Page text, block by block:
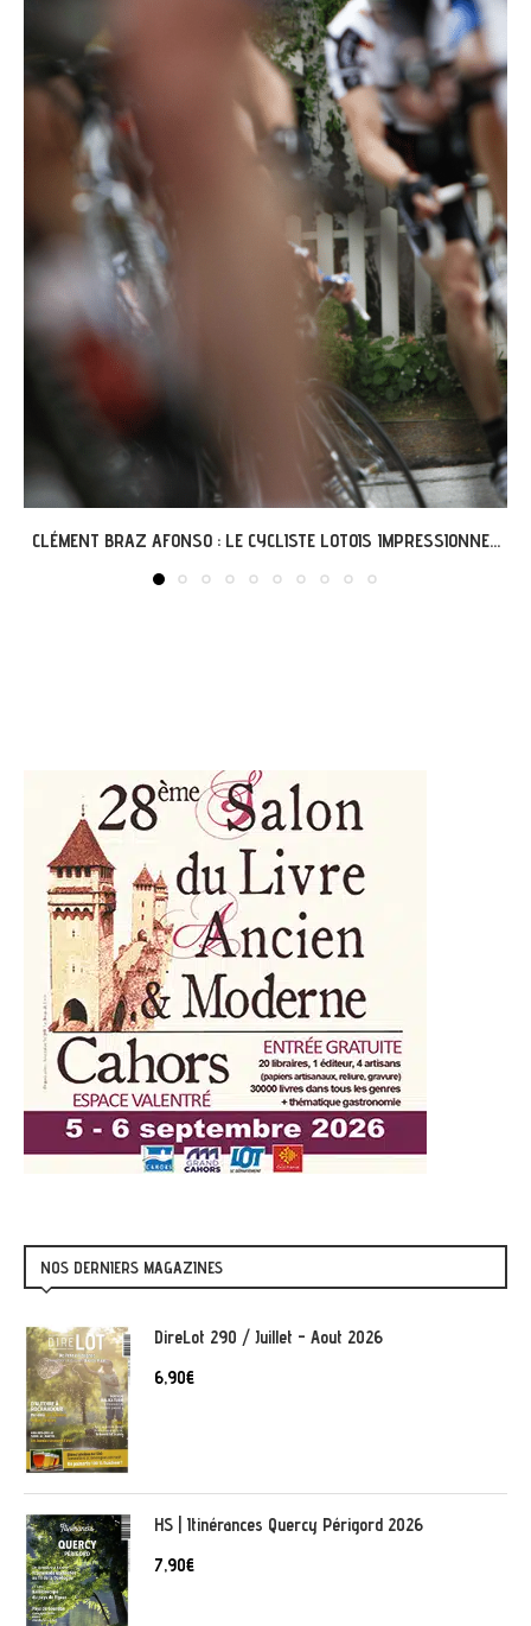
GRÉGOIRE ET L’AVENTURE « G’VÉLO » À MERCUÈS...
NOS DERNIERS MAGAZINES
DireLot 290 / Juillet - Aout 2026
6,90€
HS | Itinérances Quercy Périgord 2026
7,90€